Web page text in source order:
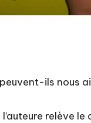
ils nous
relève